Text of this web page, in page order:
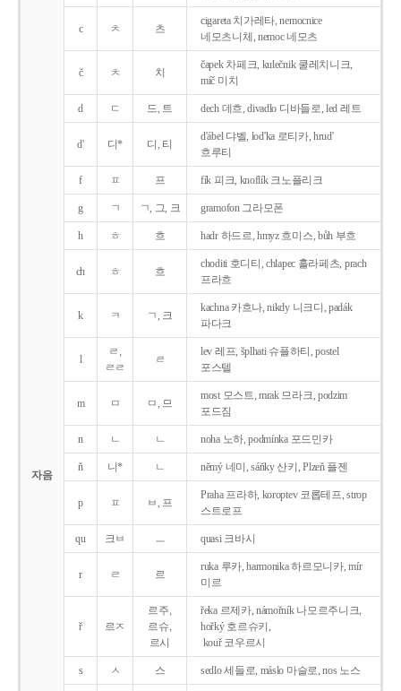
자음
c ㅊ 츠
cigareta 치가레타, nemocnice
네모츠니체, nemoc 네모츠
č ㅊ 치
čapek 차페크, kulečnik 쿨레치니크,
míč 미치
d ㄷ 드, 트 dech 데흐, divadlo 디바들로, led 레트
d' 디* 디, 티
d'ábel 댜벨, lod'ka 로티카, hrud'
흐루티
f ㅍ 프 fík 피크, knoflík 크노플리크
g ㄱ ㄱ, 그, 크 gramofon 그라모폰
h ㅎ 흐 hadr 하드르, hmyz 흐미스, bůh 부흐
ch ㅎ 흐
choditi 호디티, chlapec 흘라페츠, prach
프라흐
k ㅋ ㄱ, 크
kachna 카흐나, nikdy 니크디, padák
파다크
l
ㄹ,
ㄹㄹ
ㄹ
lev 레프, šplhati 슈플하티, postel
포스텔
m ㅁ ㅁ, 므
most 모스트, mrak 므라크, podzim
포드짐
n ㄴ ㄴ noha 노하, podmínka 포드민카
ň 니* ㄴ němý 네미, sáňky 산키, Plzeň 플젠
p ㅍ ㅂ, 프
Praha 프라하, koroptev 코롭테프, strop
스트로프
qu 크ㅂ ㅡ quasi 크바시
r ㄹ 르
ruka 루카, harmonika 하르모니카, mír
미르
ř 르ㅈ
르주,
르슈,
르시
řeka 르제카, námořník 나모르주니크,
hořký 호르슈키,
kouř 코우르시
s ㅅ 스 sedlo 세들로, máslo 마슬로, nos 노스